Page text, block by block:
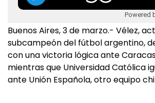
Powered
Buenos Aires, 3 de marzo.- Vélez,
subcampeón del fútbol argentino,
con una victoria lógica ante
mientras que Universidad Católica
ante Unión Española, otro equipo